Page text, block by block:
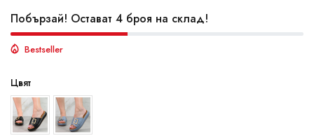
Побързай! Остават 4 броя на склад!
Bestseller
Цвят